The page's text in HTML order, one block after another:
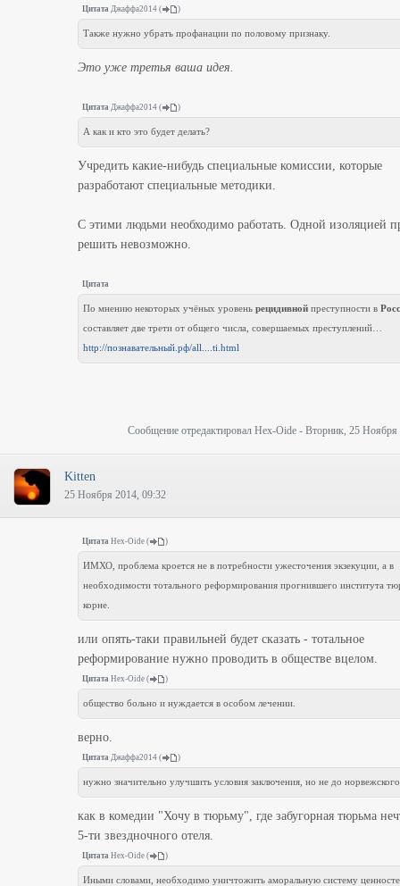
Цитата Джаффа2014 ( )
Также нужно убрать профанации по половому признаку.
Это уже третья ваша идея.
Цитата Джаффа2014 ( )
А как и кто это будет делать?
Учредить какие-нибудь специальные комиссии, которые
разработают специальные методики.
С этими людьми необходимо работать. Одной изоляцией
решить невозможно.
Цитата
По мнению некоторых учёных уровень рецидивной преступности в
составляет две трети от общего числа, совершаемых преступлений…
http://познавательный.рф/all....ti.html
Сообщение отредактировал Hex-Oide - Вторник, 25 Ноября
Kitten
25 Ноября 2014, 09:32
Цитата Hex-Oide ( )
ИМХО, проблема кроется не в потребности ужесточения экзекуции, а в
необходимости тотального реформирования прогнившего института
корне.
или опять-таки правильней будет сказать - тотальное
реформирование нужно проводить в обществе вцелом.
Цитата Hex-Oide ( )
общество больно и нуждается в особом лечении.
верно.
Цитата Джаффа2014 ( )
нужно значительно улучшить условия заключения, но не до
как в комедии "Хочу в тюрьму", где забугорная тюрьма
5-ти звездночного отеля.
Цитата Hex-Oide ( )
Иными словами, необходимо уничтожить аморальную систему